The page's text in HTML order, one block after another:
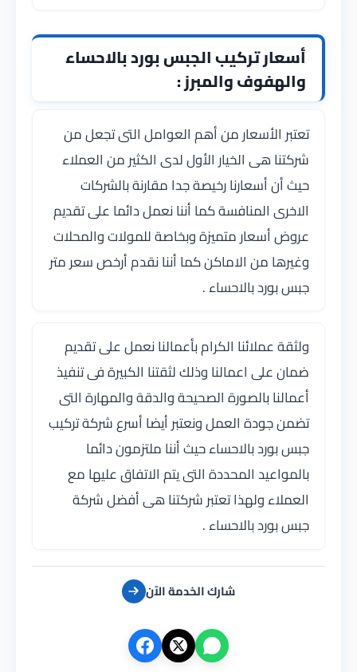
أسعار تركيب الجبس بورد بالاحساء
والهفوف والمبرز :
تعتبر الأسعار من أهم العوامل التى تجعل من
شركتنا هى الخيار الأول لدى الكثير من العملاء
حيث أن أسعارنا رخيصة جدا مقارنة بالشركات
الاخرى المنافسة كما أننا نعمل دائما على تقديم
عروض أسعار متميزة وبخاصة للمولات والمحلات
وغيرها من الاماكن كما أننا نقدم أرخص سعر متر
جبس بورد بالاحساء .
ولثقة عملائنا الكرام بأعمالنا نعمل على تقديم
ضمان على اعمالنا وذلك لثقتنا الكبيرة فى تنفيذ
أعمالنا بالصورة الصحيحة والدقة والمهارة التى
تضمن جودة العمل ونعتبر أيضا أسرع شركة تركيب
جبس بورد بالاحساء حيث أننا ملتزمون دائما
بالمواعيد المحددة التى يتم الاتفاق عليها مع
العملاء ولهذا تعتبر شركتنا هى أفضل شركة
جبس بورد بالاحساء .
شارك الخدمة الآن